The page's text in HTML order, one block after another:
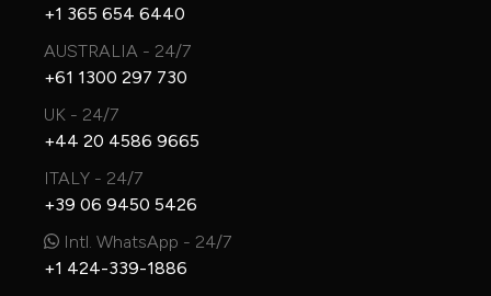
+1 365 654 6440
AUSTRALIA - 24/7
+61 1300 297 730
UK - 24/7
+44 20 4586 9665
ITALY - 24/7
+39 06 9450 5426
Intl. WhatsApp - 24/7
+1 424-339-1886